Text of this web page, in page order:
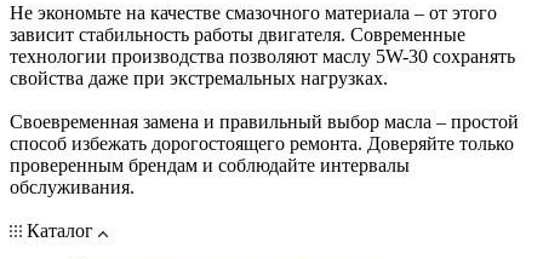
Не экономьте на качестве смазочного материала – от этого
зависит стабильность работы двигателя. Современные
технологии производства позволяют маслу 5W-30 сохранять
свойства даже при экстремальных нагрузках.
Своевременная замена и правильный выбор масла – простой
способ избежать дорогостоящего ремонта. Доверяйте только
проверенным брендам и соблюдайте интервалы
обслуживания.
Каталог